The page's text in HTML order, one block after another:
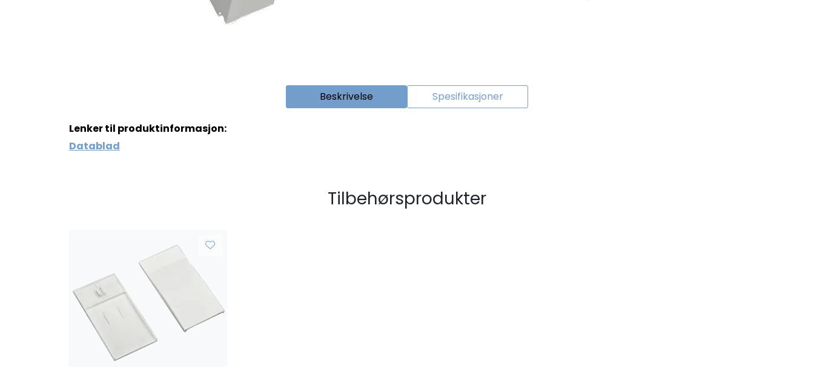
Beskrivelse Spesifikasjoner
Lenker til produktinformasjon:
Datablad
Tilbehørsprodukter